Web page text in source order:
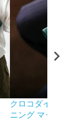
クロコダイル
ニング マット